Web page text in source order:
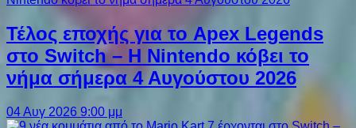
Τέλος εποχής για το Apex Legends
στο Switch – Η Nintendo κόβει το
νήμα σήμερα 4 Αυγούστου 2026
04 Αυγ 2026 9:00 μμ